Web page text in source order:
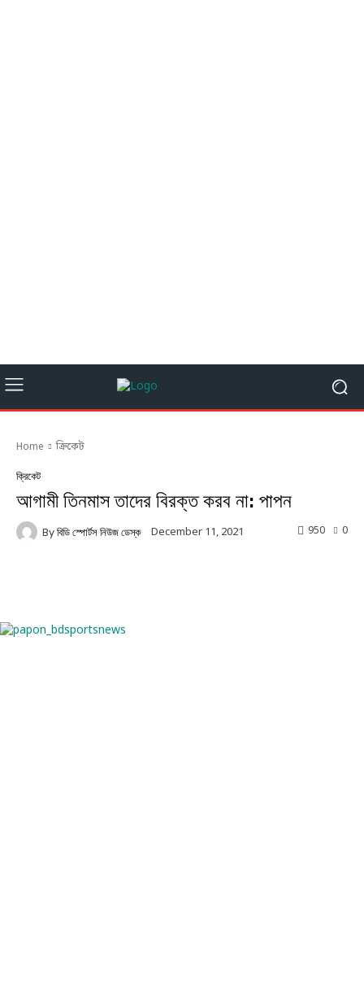
Home ক্রিকেট
ক্রিকেট
আগামী তিনমাস তাদের বিরক্ত করব না: পাপন
By বিডি স্পোর্টস নিউজ ডেস্ক December 11, 2021 0
950